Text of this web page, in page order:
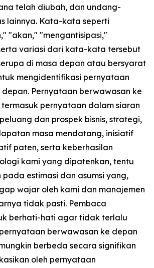
telah diubah, dan undang-
lainnya. Kata-kata seperti
"akan," "mengantisipasi,"
variasi dari kata-kata tersebut
di masa depan atau bersyarat
mengidentifikasi pernyataan
Pernyataan berwawasan ke
pernyataan dalam siaran
dan prospek bisnis, strategi,
masa mendatang, inisiatif
paten, serta keberhasilan
kami yang dipatenkan, tentu
estimasi dan asumsi yang,
wajar oleh kami dan manajemen
tidak pasti. Pembaca
berhati-hati agar tidak terlalu
berwawasan ke depan
berbeda secara signifikan
oleh pernyataan